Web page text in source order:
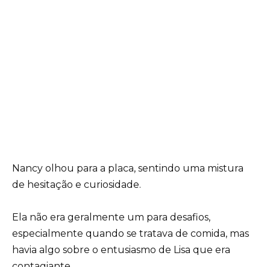
Nancy olhou para a placa, sentindo uma mistura
de hesitação e curiosidade.
Ela não era geralmente um para desafios,
especialmente quando se tratava de comida, mas
havia algo sobre o entusiasmo de Lisa que era